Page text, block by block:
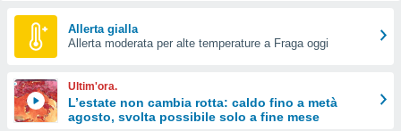
Web
le
Allerta gialla
Allerta moderata per alte temperature a Fraga oggi
Ultim'ora.
L’estate non cambia rotta: caldo fino a metà
agosto, svolta possibile solo a fine mese